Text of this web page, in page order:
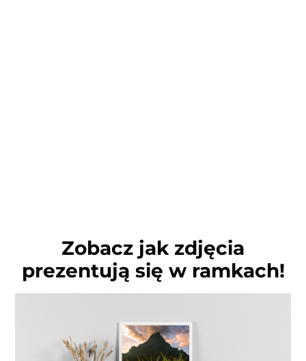
Zobacz jak zdjęcia
prezentują się w ramkach!